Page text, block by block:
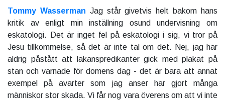
Tommy Wasserman Jag står givetvis helt bakom hans
kritik av enligt min inställning osund undervisning om
eskatologi. Det är inget fel på eskatologi i sig, vi tror på
Jesu tillkommelse, så det är inte tal om det. Nej, jag har
aldrig påstått att lakanspredikanter gick med plakat på
stan och varnade för domens dag - det är bara att annat
exempel på avarter som jag anser har gjort många
människor stor skada. Vi får nog vara överens om att vi inte